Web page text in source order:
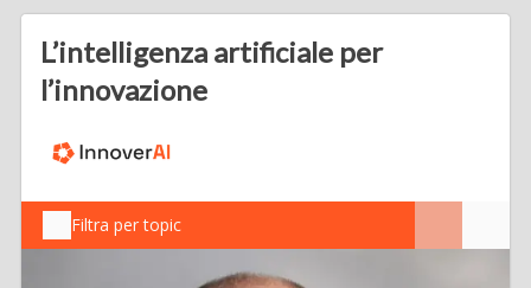
L’intelligenza artificiale per
l’innovazione
Filtra per topic